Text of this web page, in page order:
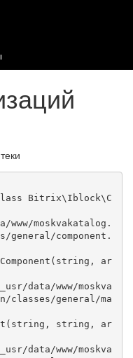
Bitrix\Iblock\C
www/moskvakatalog.
component.
ar
classes/general/ma
string, ar